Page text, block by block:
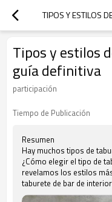
Tipos y estilos
guía definitiva
participación
Tiempo de Publicación
Resumen
Hay muchos tipos de
¿Cómo elegir el tipo de
revelamos los estilos
taburete de bar de